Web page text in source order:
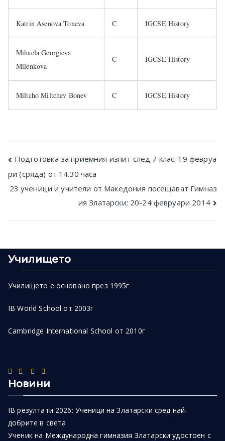
Katrin Asenova Toneva C IGCSE History
Mihaela Georgieva
Milenkova
C IGCSE History
Miltcho Miltchev Bonev C IGCSE History
Post
navigation
Подготовка за приемния изпит след 7 клас: 19 февруа
ри (сряда) от 14.30 часа
23 ученици и учители от Македония посещават Гимназ
ия Златарски: 20-24 февруари 2014
Училището
Училището е основано през 1995г
IB World School от 2003г
Cambridge International School от 2010г
Новини
IB резултати 2026: Ученици на Златарски сред най-
добрите в света
Ученик на Международна гимназия Златарски удостоен с